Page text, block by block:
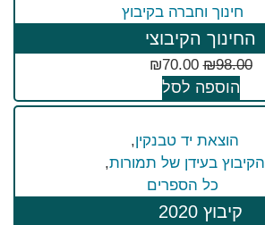
חינוך וחברה בקיבוץ
החינוך הקיבוצי
₪98.00
₪70.00
הוספה לסל
הוצאת יד טבנקין,
הקיבוץ בעידן של תמורות,
כל הספרים
קיבוץ 2020